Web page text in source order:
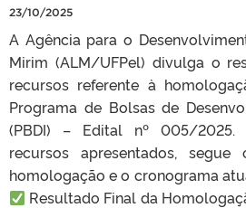
23/10/2025
A Agência para o
Mirim (ALM/UFPel) divulga o
recursos referente à
Programa de Bolsas de
(PBDI) – Edital nº 005/2025.
recursos apresentados,
homologação e o cronograma
Resultado Final da